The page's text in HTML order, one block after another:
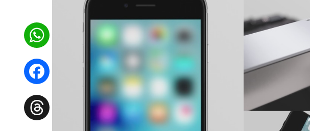
WhatsApp
Facebook